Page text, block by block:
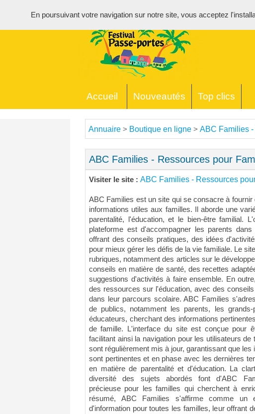
Accueil Nouveautés Top clics
Annuaire > Boutique en ligne > ABC Families
ABC Families - Ressources pour
Visiter le site : ABC Families - Ressources
ABC Families est un site qui se consacre à
informations utiles aux familles. Il aborde une
parentalité, l'éducation, et le bien-être familial.
plateforme est d'accompagner les parents
offrant des conseils pratiques, des idées
pour mieux gérer les défis de la vie familiale. Le
rubriques, notamment des articles sur le
conseils en matière de santé, des recettes
suggestions d'activités à faire ensemble. En
des ressources sur l'éducation, avec des
dans leur parcours scolaire. ABC Families
de publics, notamment les parents, les
éducateurs, cherchant des informations
de famille. L'interface du site est conçue pour
facilitant ainsi la navigation pour les utilisateurs de
sont régulièrement mis à jour, garantissant que les
sont pertinentes et en phase avec les dernières
en matière de parentalité et d'éducation. La
diversité des sujets abordés font d'ABC
précieuse pour les familles qui cherchent à
résumé, ABC Families s'affirme comme un
d'information pour toutes les familles, leur offrant
En poursuivant votre navigation sur notre site, vous acceptez